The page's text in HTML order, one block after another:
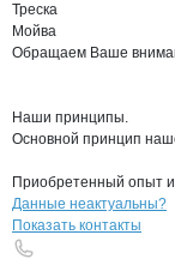
Треска
Мойва
Обращаем Ваше
Наши принципы.
Основной принцип
Приобретенный опыт
Контакты
+7(800)000-00-..
Данные неактуальны?
Показать контакты